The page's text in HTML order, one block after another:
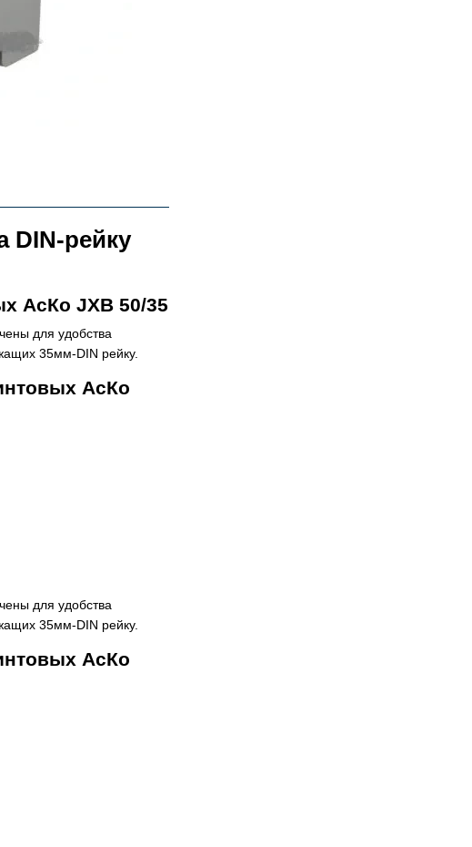
рейку
АсКо JXB 50/35
для удобства
35мм-DIN рейку.
АсКо
для удобства
35мм-DIN рейку.
АсКо